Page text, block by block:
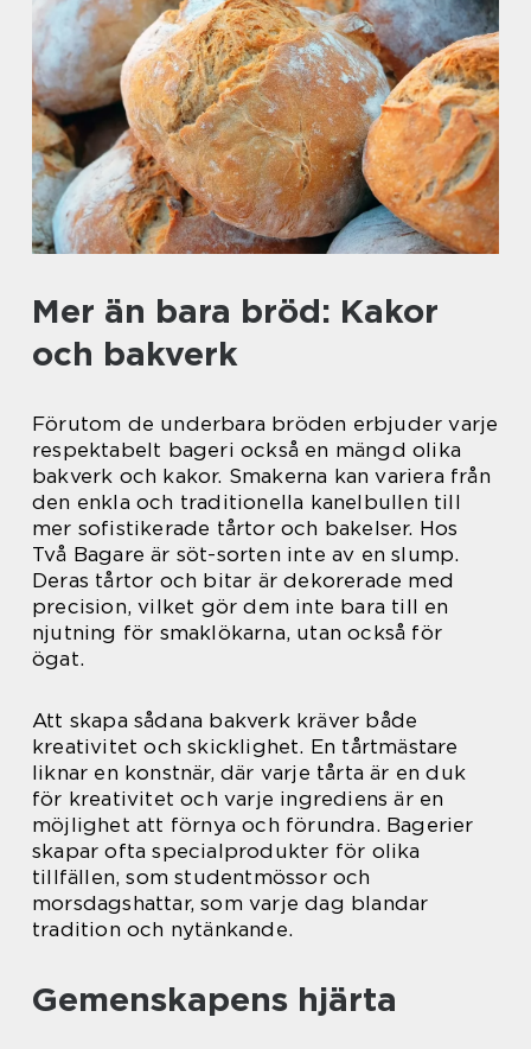
Mer än bara bröd: Kakor
och bakverk
Förutom de underbara bröden erbjuder varje
respektabelt bageri också en mängd olika
bakverk och kakor. Smakerna kan variera från
den enkla och traditionella kanelbullen till
mer sofistikerade tårtor och bakelser. Hos
Två Bagare är söt-sorten inte av en slump.
Deras tårtor och bitar är dekorerade med
precision, vilket gör dem inte bara till en
njutning för smaklökarna, utan också för
ögat.
Att skapa sådana bakverk kräver både
kreativitet och skicklighet. En tårtmästare
liknar en konstnär, där varje tårta är en duk
för kreativitet och varje ingrediens är en
möjlighet att förnya och förundra. Bagerier
skapar ofta specialprodukter för olika
tillfällen, som studentmössor och
morsdagshattar, som varje dag blandar
tradition och nytänkande.
Gemenskapens hjärta